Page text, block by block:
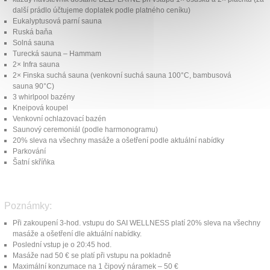
další prádlo účtujeme doplatek podle platného ceníku)
Eukalyptusová parní sauna
Ruská baňa
Solná sauna
Turecká sauna – Hammam
2× Infra sauna
2× Finska suchá sauna (venkovní suchá sauna 100°C, bambusová
sauna 90°C)
3 whirlpool bazény
Kneipová koupel
Venkovní ochlazovací bazén
Saunový ceremoniál (podle harmonogramu)
20% sleva na všechny masáže a ošetření podle aktuální nabídky
Parkování
Šatní skříňka
Poznámky:
Při zakoupení 3-hod. vstupu do SAI WELLNESS platí 20% sleva na všechny
masáže a ošetření dle aktuální nabídky.
Poslední vstup je o 20:45 hod.
Masáže nad 50 € se platí při vstupu na pokladně
Maximální konzumace na 1 čipový náramek – 50 €